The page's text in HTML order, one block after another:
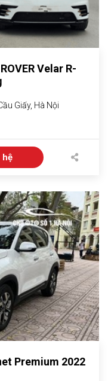
Velar R-
Giấy, Hà Nội
hệ
Premium 2022